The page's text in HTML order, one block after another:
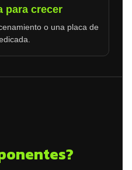
para crecer
o una placa de